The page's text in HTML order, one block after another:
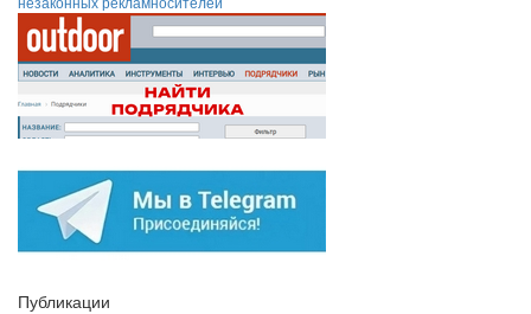
Публикации